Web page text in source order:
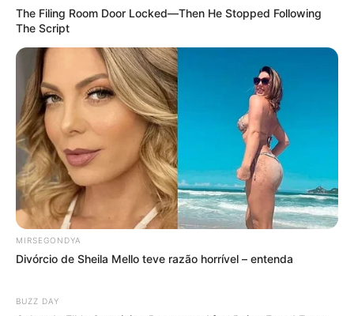
The Filing Room Door Locked—Then He Stopped Following
The Script
MIRSEGONDYA
Divórcio de Sheila Mello teve razão horrível – entenda
BUZZ DAY